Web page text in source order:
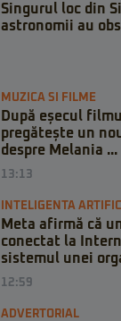
Singurul loc din
astronomii au
MUZICA SI FILME
După eșecul
pregătește un
despre Melania ...
13:13
INTELIGENTA
Meta afirmă că
conectat la
sistemul unei
12:59
ADVERTORIAL